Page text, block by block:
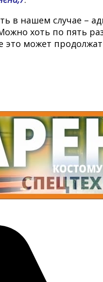
в нашем случае –
хоть по пять
может